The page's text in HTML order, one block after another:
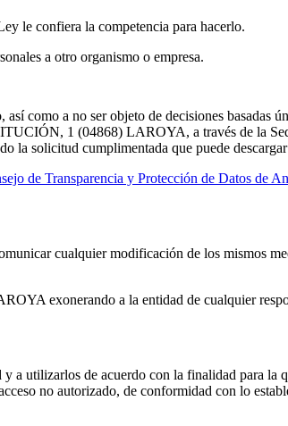
le confiera la competencia para hacerlo.
a otro organismo o empresa.
como a no ser objeto de decisiones basadas
1 (04868) LAROYA, a través de la
solicitud cumplimentada que puede
de Transparencia y Protección de Datos de
cualquier modificación de los mismos
exonerando a la entidad de cualquier
utilizarlos de acuerdo con la finalidad para la
no autorizado, de conformidad con lo